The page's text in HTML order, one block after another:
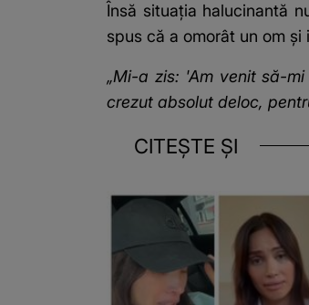
Însă situația halucinantă
spus că a omorât un om
„Mi-a zis: 'Am venit să-
crezut absolut deloc,
CITEȘTE ȘI